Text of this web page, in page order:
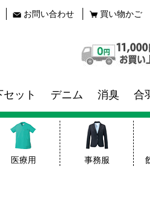
お問い合わせ 買い物かご
セット デニム 消臭 合
医療用 事務服